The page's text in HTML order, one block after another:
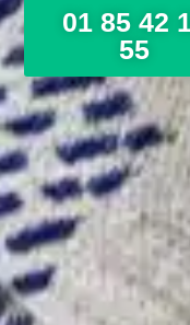
01 85 42
55